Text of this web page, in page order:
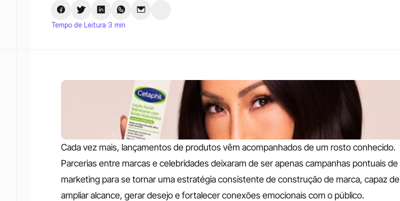
Tempo de Leitura 3 min
Cada vez mais, lançamentos de produtos vêm acompanhados de um rosto conhecido.
Parcerias entre marcas e celebridades deixaram de ser apenas campanhas pontuais de
marketing para se tornar uma estratégia consistente de construção de marca, capaz de
ampliar alcance, gerar desejo e fortalecer conexões emocionais com o público.